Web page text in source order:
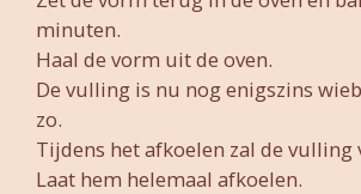
minuten.
Haal de vorm uit de oven.
De vulling is nu nog enigszins
zo.
Tijdens het afkoelen zal de vulling
Laat hem helemaal afkoelen.